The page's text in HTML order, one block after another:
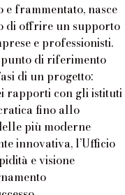
e frammentato, nasce
di offrire un supporto
e professionisti.
di riferimento
di un progetto:
rapporti con gli istituti
fino allo
più moderne
innovativa, l’Ufficio
e visione